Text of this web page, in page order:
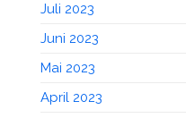
Juli 2023
Juni 2023
Mai 2023
April 2023